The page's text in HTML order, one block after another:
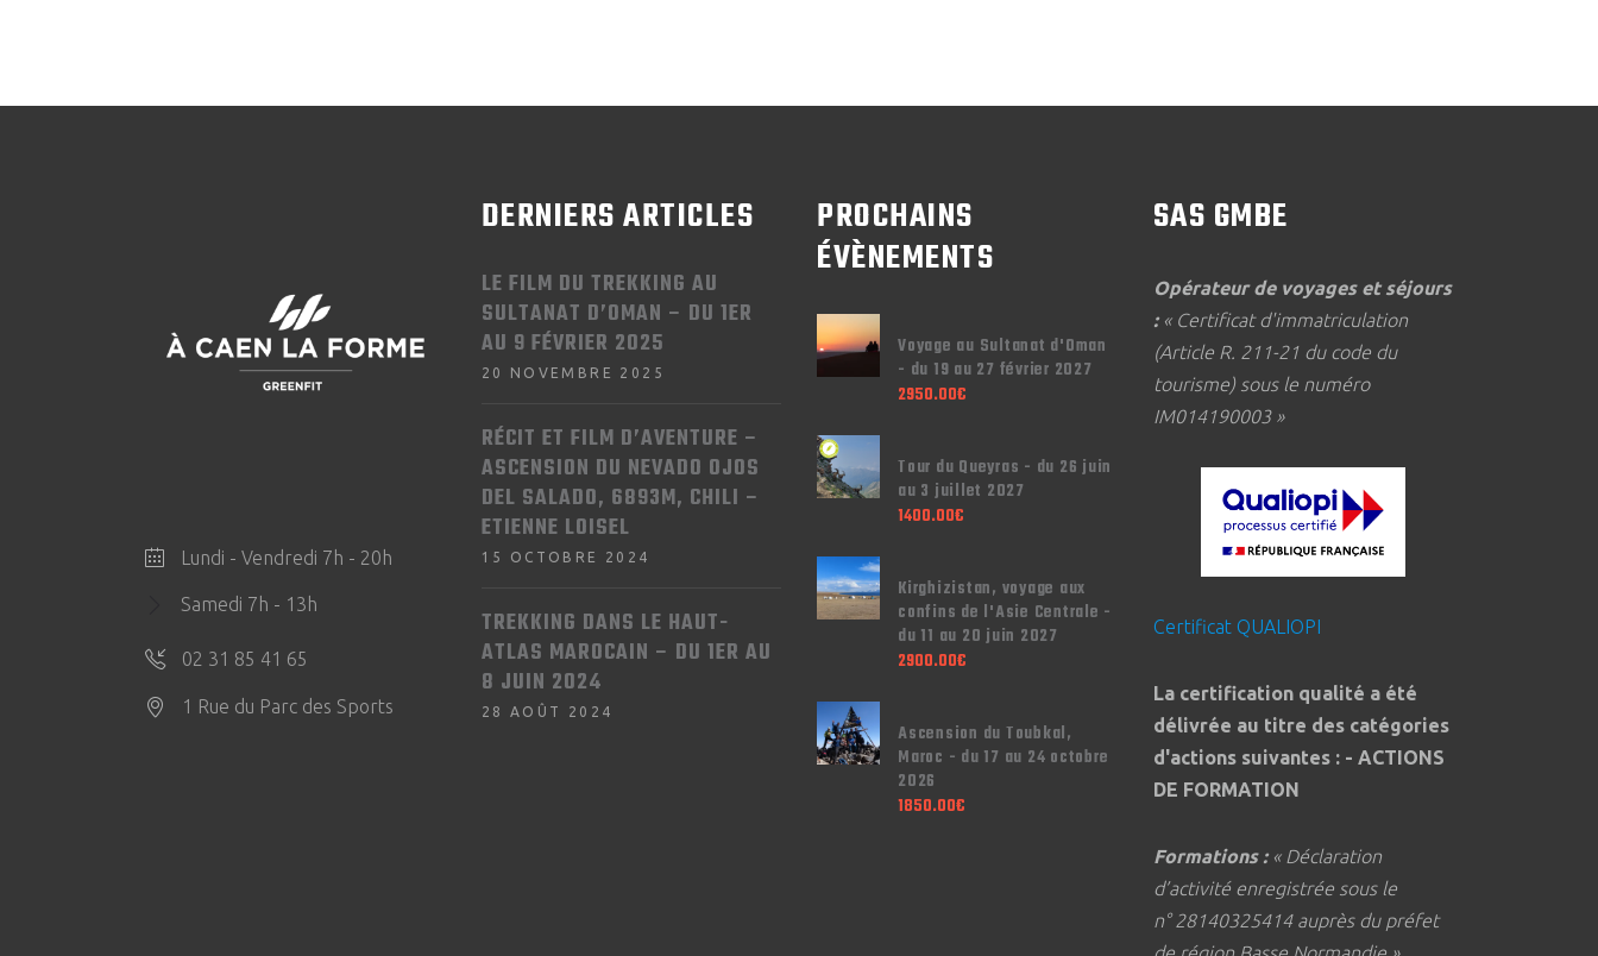
Lundi - Vendredi 7h - 20h
Samedi 7h - 13h
02 31 85 41 65
1 Rue du Parc des Sports
DERNIERS ARTICLES
LE FILM DU TREKKING AU
SULTANAT D’OMAN – DU 1ER
AU 9 FÉVRIER 2025
20 NOVEMBRE 2025
RÉCIT ET FILM D’AVENTURE –
ASCENSION DU NEVADO OJOS
DEL SALADO, 6893M, CHILI –
ETIENNE LOISEL
15 OCTOBRE 2024
TREKKING DANS LE HAUT-
ATLAS MAROCAIN – DU 1ER AU
8 JUIN 2024
28 AOÛT 2024
PROCHAINS
ÉVÈNEMENTS
Voyage au Sultanat d'Oman
- du 19 au 27 février 2027
2950.00€
Tour du Queyras - du 26 juin
au 3 juillet 2027
1400.00€
Kirghizistan, voyage aux
confins de l'Asie Centrale -
du 11 au 20 juin 2027
2900.00€
Ascension du Toubkal,
Maroc - du 17 au 24 octobre
2026
1850.00€
SAS GMBE
Opérateur de voyages et séjours
: « Certificat d'immatriculation
(Article R. 211-21 du code du
tourisme) sous le numéro
IM014190003 »
Certificat QUALIOPI
La certification qualité a été
délivrée au titre des catégories
d'actions suivantes : - ACTIONS
DE FORMATION
Formations : « Déclaration
d’activité enregistrée sous le
n° 28140325414 auprès du préfet